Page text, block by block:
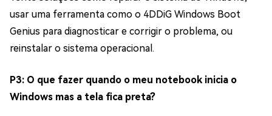
usar uma ferramenta como o 4DDiG Windows Boot
Genius para diagnosticar e corrigir o problema, ou
reinstalar o sistema operacional.
P3: O que fazer quando o meu notebook inicia o
Windows mas a tela fica preta?